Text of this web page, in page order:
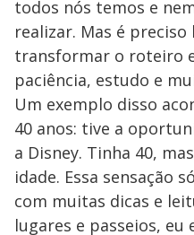
todos nós temos e
realizar. Mas é
transformar o roteiro
paciência, estudo e
Um exemplo disso
40 anos: tive a
a Disney. Tinha 40,
idade. Essa sensação
com muitas dicas e
lugares e passeios,